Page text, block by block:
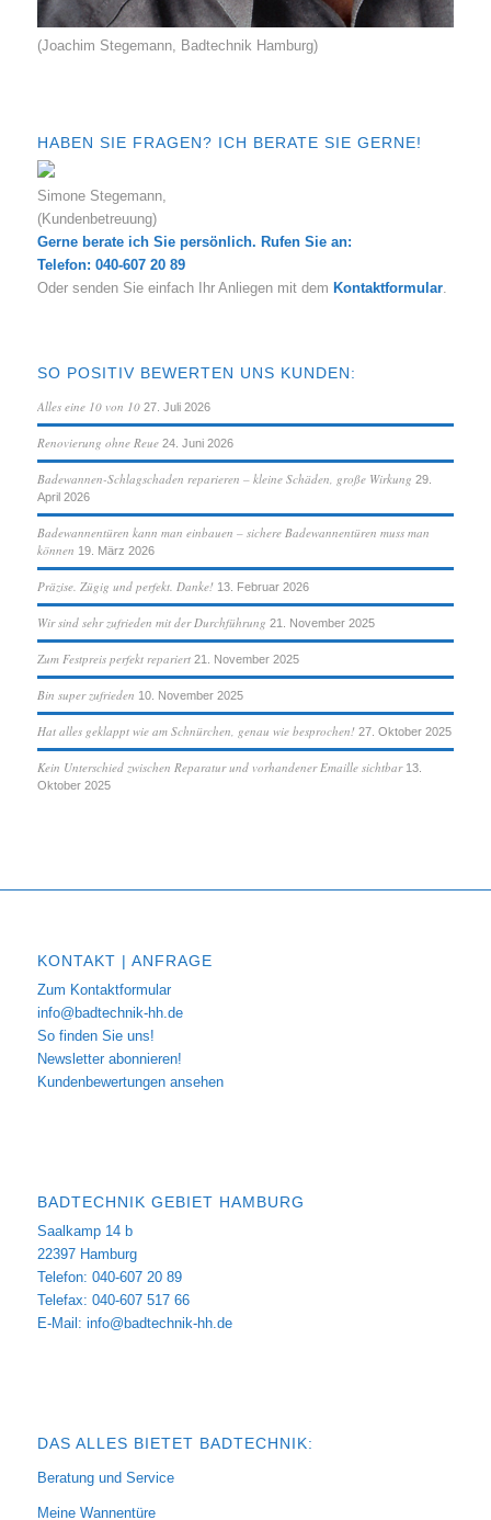
(Joachim Stegemann, Badtechnik Hamburg)
HABEN SIE FRAGEN? ICH BERATE SIE GERNE!
Simone Stegemann,
(Kundenbetreuung)
Gerne berate ich Sie persönlich. Rufen Sie an:
Telefon: 040-607 20 89
Oder senden Sie einfach Ihr Anliegen mit dem Kontaktformular.
SO POSITIV BEWERTEN UNS KUNDEN:
Alles eine 10 von 10 27. Juli 2026
Renovierung ohne Reue 24. Juni 2026
Badewannen-Schlagschaden reparieren – kleine Schäden, große Wirkung 29.
April 2026
Badewannentüren kann man einbauen – sichere Badewannentüren muss man
können 19. März 2026
Präzise. Zügig und perfekt. Danke! 13. Februar 2026
Wir sind sehr zufrieden mit der Durchführung 21. November 2025
Zum Festpreis perfekt repariert 21. November 2025
Bin super zufrieden 10. November 2025
Hat alles geklappt wie am Schnürchen, genau wie besprochen! 27. Oktober 2025
Kein Unterschied zwischen Reparatur und vorhandener Emaille sichtbar 13.
Oktober 2025
KONTAKT | ANFRAGE
Zum Kontaktformular
info@badtechnik-hh.de
So finden Sie uns!
Newsletter abonnieren!
Kundenbewertungen ansehen
BADTECHNIK GEBIET HAMBURG
Saalkamp 14 b
22397 Hamburg
Telefon: 040-607 20 89
Telefax: 040-607 517 66
E-Mail: info@badtechnik-hh.de
DAS ALLES BIETET BADTECHNIK:
Beratung und Service
Meine Wannentüre